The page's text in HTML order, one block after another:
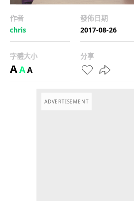
作者
chris
發佈日期
2017-08-26
字體大小
AAA
分享
ADVERTISEMENT